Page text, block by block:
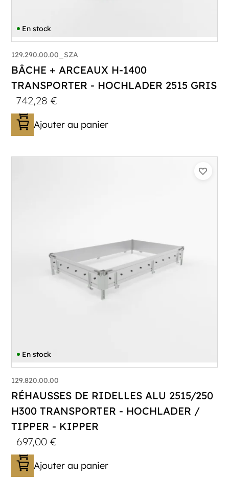
En stock
129.290.00.00_SZA
BÂCHE + ARCEAUX H-1400
TRANSPORTER - HOCHLADER 2515 GRIS
742,28€
Ajouter au panier
En stock
129.820.00.00
RÉHAUSSES DE RIDELLES ALU 2515/250
H300 TRANSPORTER - HOCHLADER /
TIPPER - KIPPER
697,00€
Ajouter au panier